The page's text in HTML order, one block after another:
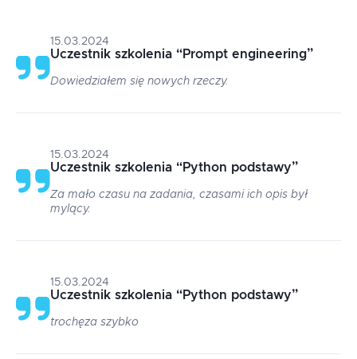
15.03.2024
Uczestnik szkolenia “Prompt engineering”
Dowiedziałem się nowych rzeczy.
15.03.2024
Uczestnik szkolenia “Python podstawy”
Za mało czasu na zadania, czasami ich opis był
mylący.
15.03.2024
Uczestnik szkolenia “Python podstawy”
trochęza szybko